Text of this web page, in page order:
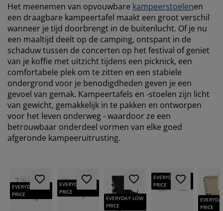
Het meenemen van opvouwbare kampeerstoelenen
een draagbare kampeertafel maakt een groot verschil
wanneer je tijd doorbrengt in de buitenlucht. Of je nu
een maaltijd deelt op de camping, ontspant in de
schaduw tussen de concerten op het festival of geniet
van je koffie met uitzicht tijdens een picknick, een
comfortabele plek om te zitten en een stabiele
ondergrond voor je benodigdheden geven je een
gevoel van gemak. Kampeertafels en -stoelen zijn licht
van gewicht, gemakkelijk in te pakken en ontworpen
voor het leven onderweg - waardoor ze een
betrouwbaar onderdeel vormen van elke goed
afgeronde kampeeruitrusting.
EVERYDAY LOW
PRICE
EVERYDAY LOW
PRICE
EVERYDAY LOW
PRICE
EVERYDAY LOW
PRICE
PRICE